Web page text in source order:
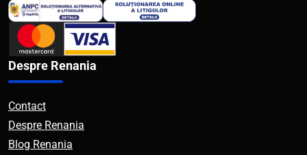
Despre Renania
Contact
Despre Renania
Blog Renania